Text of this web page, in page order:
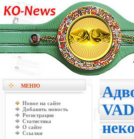
МЕНЮ
Новое на сайте
Добавить новость
Регистрация
Статистика
О сайте
Ссылки